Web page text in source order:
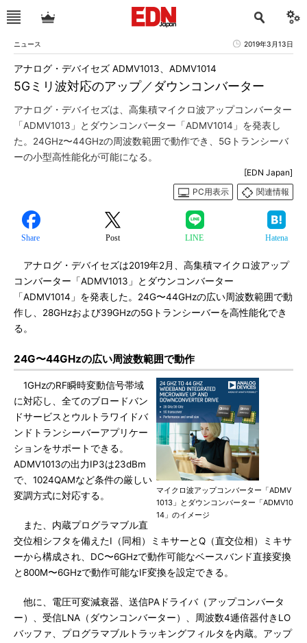
ニュース 2019年3月13日
5Gミリ波対応のアップ／ダウンコンバーター
アナログ・デバイセズ ADMV1013、ADMV1014
アナログ・デバイセズは、高集積マイクロ波アップコンバーター
「ADMV1013」とダウンコンバーター「ADMV1014」を発表し
た。24GHz〜44GHzの周波数範囲で動作でき、5Gトランシーバ
ーの小型高性能化が可能になる。
[EDN Japan]
PC用表示
関連情報
Share Post LINE Hatena
アナログ・デバイセズは2019年2月、高集積マイクロ波アップ
コンバーター「ADMV1013」とダウンコンバーター
「ADMV1014」を発表した。24G〜44GHzの広い周波数範囲で動
作し、28GHzおよび39GHzの5Gトランシーバーを高性能化でき
る。
24G〜44GHzの広い周波数範囲で動作
マイクロ波アップコンバーター「ADMV
1013」とダウンコンバーター「ADMV10
14」のイメージ
1GHzのRF瞬時変動信号帯域
に対応し、全てのブロードバン
ドサービスとウルトラワイドバ
ンドトランシーバーアプリケー
ションをサポートできる。
ADMV1013の出力IP3は23dBm
で、1024QAMなど条件の厳しい
変調方式に対応する。
また、内蔵プログラマブル直
交位相シフタを備えたI（同相）ミキサーとQ（直交位相）ミキサ
ーから構成され、DC〜6GHzで動作可能なベースバンド直接変換
と800M〜6GHzで動作可能なIF変換を設定できる。
他に、電圧可変減衰器、送信PAドライバ（アップコンバータ
ー）、受信LNA（ダウンコンバーター）、周波数4逓倍器付きLO
バッファ、プログラマブルトラッキングフィルタを内蔵。アップ